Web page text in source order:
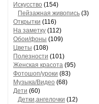
Искусство (154)
Пейзажная живопись (3)
Открытки (116)
На заметку (112)
Обои/фоны (109)
Цветы (108)
Полезности (101)
Женская красота (95)
Фотошоп/уроки (83)
Музыка/Видео (68)
Дети (60)
Детки,ангелочки (12)